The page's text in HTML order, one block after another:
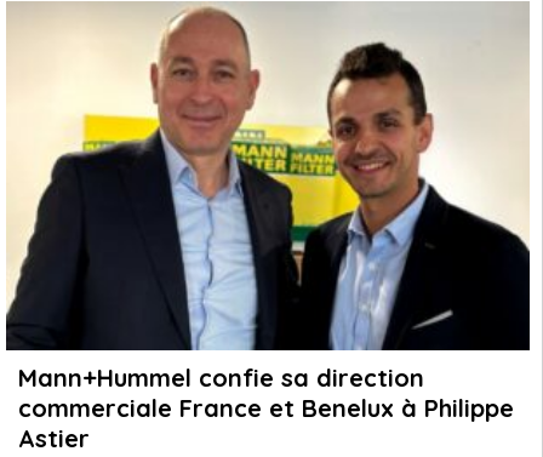
Mann+Hummel confie sa direction
commerciale France et Benelux à Philippe
Astier